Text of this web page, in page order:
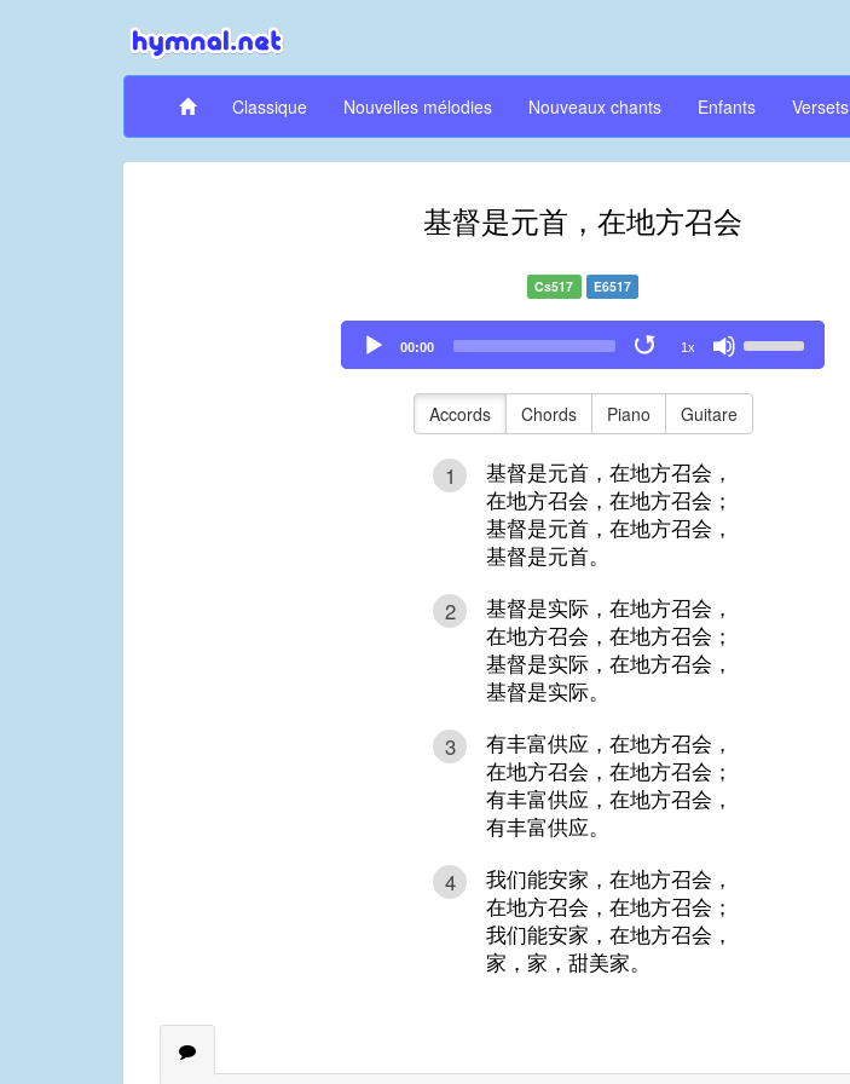
Classique Nouvelles mélodies Nouveaux chants Enfants Versets
基督是元首，在地方召会
Cs517 E6517
Audio
Player
00:00 1x
Up/Down
to
Accords Chords Piano Guitare
1
基督是元首，在地方召会，
在地方召会，在地方召会；
基督是元首，在地方召会，
基督是元首。
2
基督是实际，在地方召会，
在地方召会，在地方召会；
基督是实际，在地方召会，
基督是实际。
3
有丰富供应，在地方召会，
在地方召会，在地方召会；
有丰富供应，在地方召会，
有丰富供应。
4
我们能安家，在地方召会，
在地方召会，在地方召会；
我们能安家，在地方召会，
家，家，甜美家。